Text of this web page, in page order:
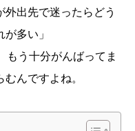
外出先で迷ったらどう
多い」
もう十分がんばってま
んですよね。